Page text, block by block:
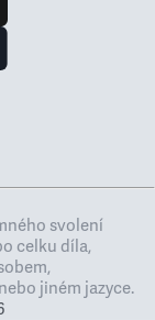
svolení
celku díla,
jiném jazyce.